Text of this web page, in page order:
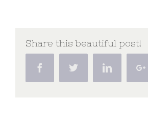
Share this beautiful post!
Facebook Twitter Linkedin